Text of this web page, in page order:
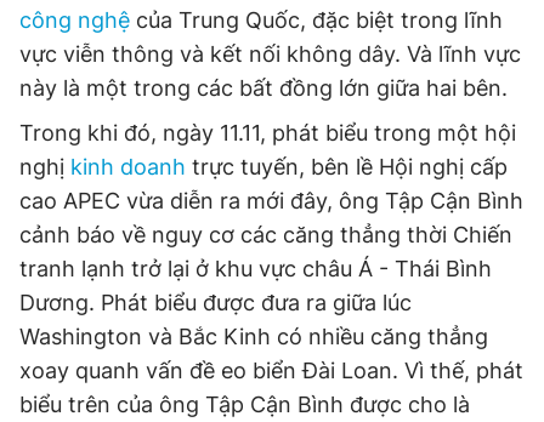
công nghệ của Trung Quốc, đặc biệt trong lĩnh
vực viễn thông và kết nối không dây. Và lĩnh vực
này là một trong các bất đồng lớn giữa hai bên.
Trong khi đó, ngày 11.11, phát biểu trong một hội
nghị kinh doanh trực tuyến, bên lề Hội nghị cấp
cao APEC vừa diễn ra mới đây, ông Tập Cận Bình
cảnh báo về nguy cơ các căng thẳng thời Chiến
tranh lạnh trở lại ở khu vực châu Á - Thái Bình
Dương. Phát biểu được đưa ra giữa lúc
Washington và Bắc Kinh có nhiều căng thẳng
xoay quanh vấn đề eo biển Đài Loan. Vì thế, phát
biểu trên của ông Tập Cận Bình được cho là